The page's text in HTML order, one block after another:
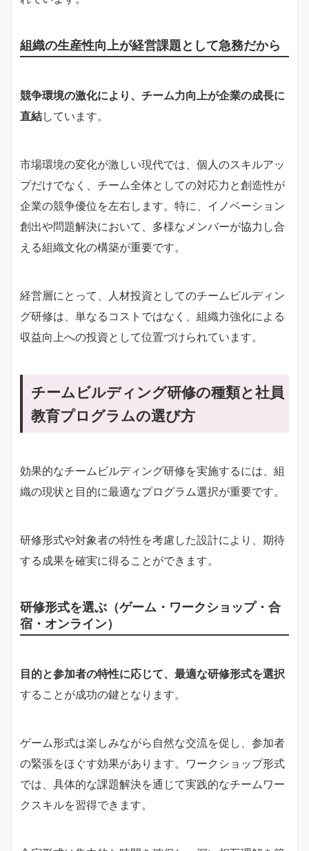
組織の生産性向上が経営課題として急務だから
競争環境の激化により、チーム力向上が企業の成長に
直結しています。
市場環境の変化が激しい現代では、個人のスキルアッ
プだけでなく、チーム全体としての対応力と創造性が
企業の競争優位を左右します。特に、イノベーション
創出や問題解決において、多様なメンバーが協力し合
える組織文化の構築が重要です。
経営層にとって、人材投資としてのチームビルディン
グ研修は、単なるコストではなく、組織力強化による
収益向上への投資として位置づけられています。
チームビルディング研修の種類と社員
教育プログラムの選び方
効果的なチームビルディング研修を実施するには、組
織の現状と目的に最適なプログラム選択が重要です。
研修形式や対象者の特性を考慮した設計により、期待
する成果を確実に得ることができます。
研修形式を選ぶ（ゲーム・ワークショップ・合
宿・オンライン）
目的と参加者の特性に応じて、最適な研修形式を選択
することが成功の鍵となります。
ゲーム形式は楽しみながら自然な交流を促し、参加者
の緊張をほぐす効果があります。ワークショップ形式
では、具体的な課題解決を通じて実践的なチームワー
クスキルを習得できます。